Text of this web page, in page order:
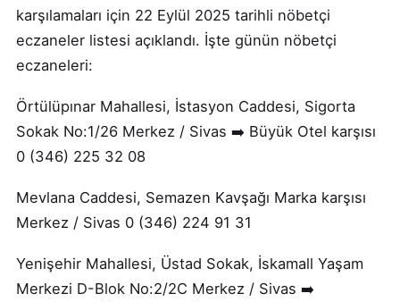
karşılamaları için 22 Eylül 2025 tarihli nöbetçi
eczaneler listesi açıklandı. İşte günün nöbetçi
eczaneleri:
Örtülüpınar Mahallesi, İstasyon Caddesi, Sigorta
Sokak No:1/26 Merkez / Sivas ➡️ Büyük Otel karşısı
0 (346) 225 32 08
Mevlana Caddesi, Semazen Kavşağı Marka karşısı
Merkez / Sivas 0 (346) 224 91 31
Yenişehir Mahallesi, Üstad Sokak, İskamall Yaşam
Merkezi D-Blok No:2/2C Merkez / Sivas ➡️